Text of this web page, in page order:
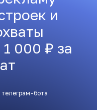
и
000 ₽ за
бота